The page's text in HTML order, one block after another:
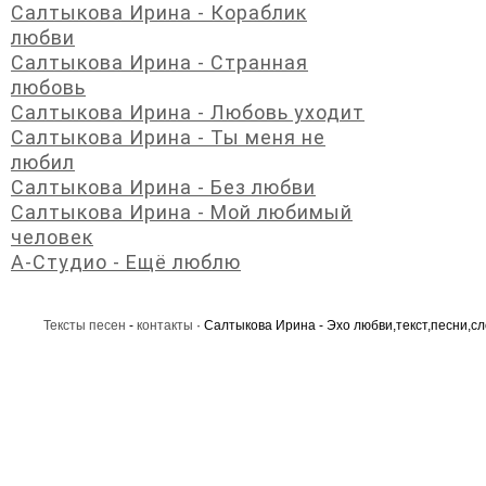
Салтыкова Ирина - Кораблик
любви
Салтыкова Ирина - Странная
любовь
Салтыкова Ирина - Любовь уходит
Салтыкова Ирина - Ты меня не
любил
Салтыкова Ирина - Без любви
Салтыкова Ирина - Мой любимый
человек
А-Студио - Ещё люблю
Тексты песен - контакты · Салтыкова Ирина - Эхо